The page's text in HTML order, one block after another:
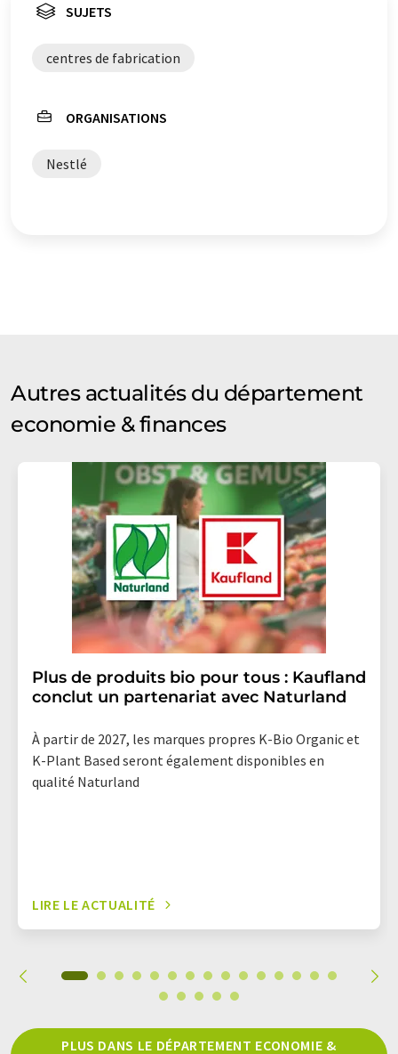
propose ces traductions automatiques pour présenter
été traduit avec traduction automatique, il est possible
trouvé
.
SUJETS
centres de fabrication
ORGANISATIONS
Nestlé
Autres actualités du département
economie & finances
Plus de produits bio pour tous : Kaufland
conclut un partenariat avec Naturland
À partir de 2027, les marques propres K-Bio Organic et
K-Plant Based seront également disponibles en
qualité Naturland
LIRE LE ACTUALITÉ
PLUS DANS LE DÉPARTEMENT ECONOMIE &